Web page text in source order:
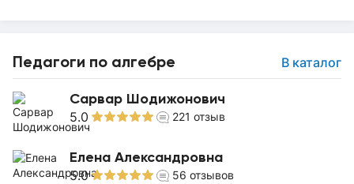
Педагоги по алгебре В каталог
Сарвар Шодижонович
5.0 221 отзыв
Елена Александровна
5.0 56 отзывов